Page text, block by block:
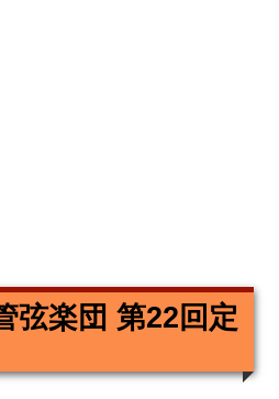
弦楽団 第22回定